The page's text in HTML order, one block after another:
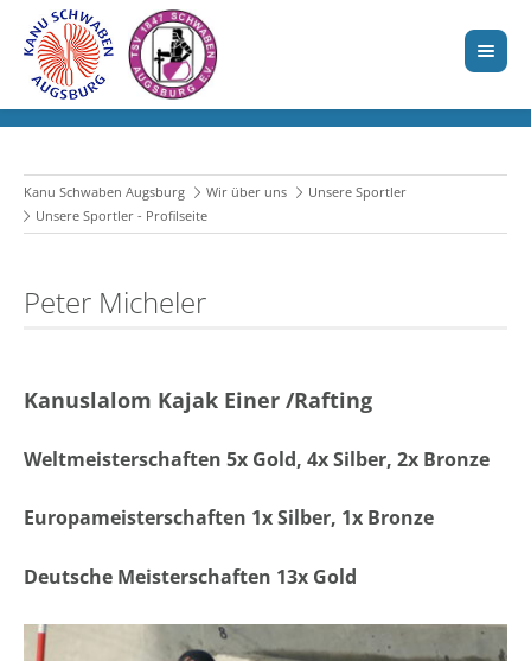
Kanu Schwaben Augsburg Wir über uns
Unsere Sportler
Unsere Sportler - Profilseite
Peter Micheler
Kanuslalom Kajak Einer /Rafting
Weltmeisterschaften 5x Gold, 4x Silber, 2x Bronze
Europameisterschaften 1x Silber, 1x Bronze
Deutsche Meisterschaften 13x Gold